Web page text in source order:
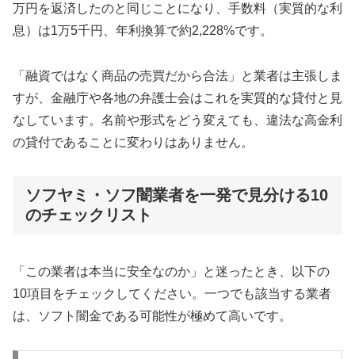
万円を返済したのと同じことになり、手数料（実質的な利
息）は1万5千円、年利換算で約2,228%です。
「融資ではなく商品の売買だから合法」と業者は主張しま
すが、金融庁や各地の弁護士会はこれを実質的な貸付と見
なしています。名前や形式をどう変えても、違法な高金利
の貸付であることに変わりはありません。
ソフヤミ・ソフ闇業者を一発で見分ける10
のチェックリスト
「この業者は本当に安全なのか」と迷ったとき、以下の
10項目をチェックしてください。一つでも該当する業者
は、ソフト闇金である可能性が極めて高いです。